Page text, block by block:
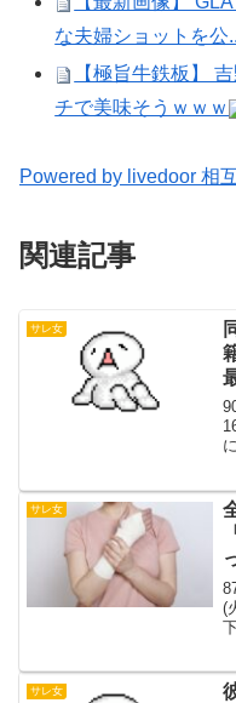
な夫婦ショットを公
【極旨牛鉄板】
チで美味そうｗｗｗ
Powered by livedoor 相
関連記事
サレ女
サレ女
(
サレ女